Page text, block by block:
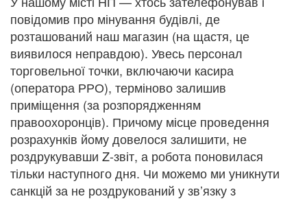
повідомив про мінування будівлі, де
розташований наш магазин (на щастя, це
виявилося неправдою). Увесь персонал
торговельної точки, включаючи касира
(оператора РРО), терміново залишив
приміщення (за розпорядженням
правоохоронців). Причому місце проведення
розрахунків йому довелося залишити, не
роздрукувавши Z-звіт, а робота поновилася
тільки наступного дня. Чи можемо ми уникнути
санкцій за не роздрукований у зв’язку з